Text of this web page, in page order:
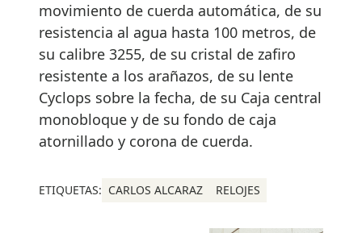
movimiento de cuerda automática, de su
resistencia al agua hasta 100 metros, de
su calibre 3255, de su cristal de zafiro
resistente a los arañazos, de su lente
Cyclops sobre la fecha, de su Caja central
monobloque y de su fondo de caja
atornillado y corona de cuerda.
ETIQUETAS: CARLOS ALCARAZ RELOJES